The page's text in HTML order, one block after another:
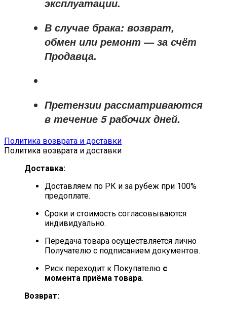
эксплуатации.
В случае брака: возврат,
обмен или ремонт —за счёт
Продавца.
Претензии рассматриваются
в течение 5 рабочих дней.
Политика возврата и доставки
Политика возврата и доставки
Доставка:
Доставляем по РК и за рубеж при 100%
предоплате.
Сроки и стоимость согласовываются
индивидуально.
Передача товара осуществляется лично
Получателю с подписанием документов.
Риск переходит к Покупателю с
момента приёма товара.
Возврат: